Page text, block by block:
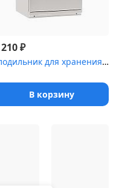
₽
Холодильник для хранения крови POZIS ХК-250-2
В корзину